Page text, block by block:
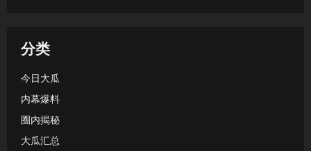
分类
今日大瓜
内幕爆料
圈内揭秘
大瓜汇总